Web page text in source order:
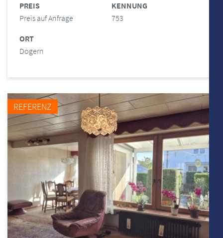
PREIS
Preis auf Anfrage
KENNUNG
753
ORT
Dogern
REFERENZ